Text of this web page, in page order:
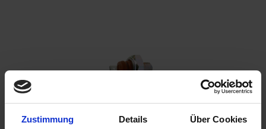
Zustimmung Details Über Cookies